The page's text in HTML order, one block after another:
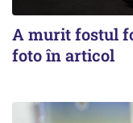
A murit fostul
foto în articol